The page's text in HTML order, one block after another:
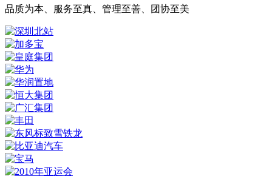
品质为本、服务至真、管理至善、团协至美